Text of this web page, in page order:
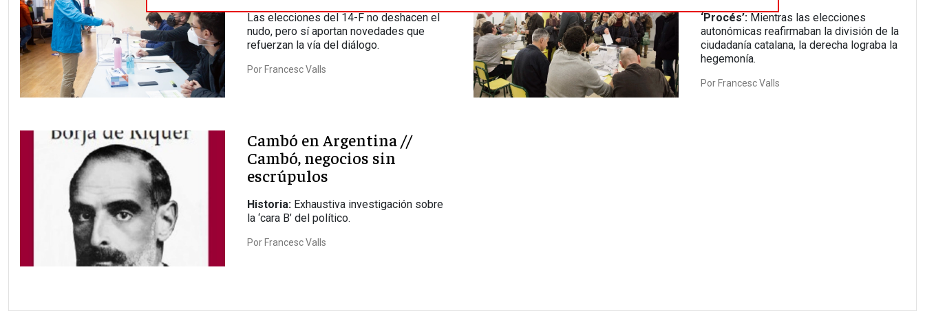
Las elecciones del 14-F no deshacen el
nudo, pero sí aportan novedades que
refuerzan la vía del diálogo.
Por Francesc Valls
‘Procés’:Mientras las elecciones
autonómicas reafirmaban la división de la
ciudadanía catalana, la derecha lograba la
hegemonía.
Por Francesc Valls
Cambó en Argentina //
Cambó, negocios sin
escrúpulos
Historia:Exhaustiva investigación sobre
la ‘cara B’ del político.
Por Francesc Valls